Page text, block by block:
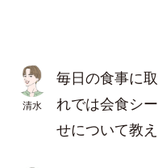
清水
毎日の食事に
れでは会食シ
せについて教